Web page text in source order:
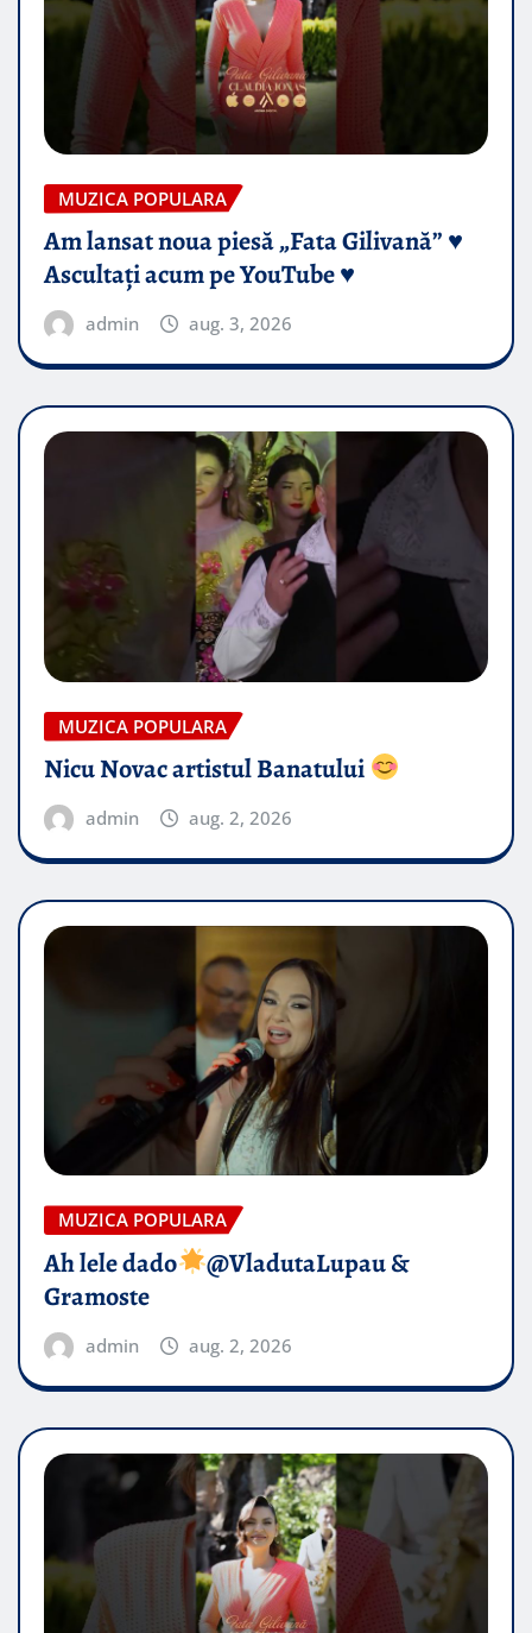
MUZICA POPULARA
Am lansat noua piesă „Fata Gilivană” ♥️
Ascultați acum pe YouTube ♥️
admin aug. 3, 2026
MUZICA POPULARA
Nicu Novac artistul Banatului
admin aug. 2, 2026
MUZICA POPULARA
Ah lele dado​
@VladutaLupau &
Gramoste
admin aug. 2, 2026